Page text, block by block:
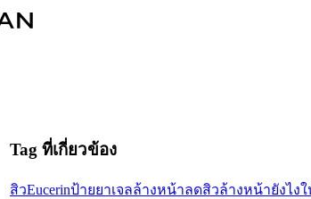
Tag ที่เกี่ยวข้อง
สิวEucerinป้ายยาเจลล้างหน้าลดสิวล้างหน้ายังไง